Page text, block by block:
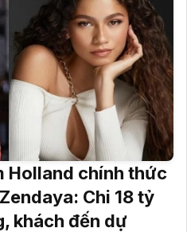
Holland chính thức
Chi 18 tỷ
khách đến dự